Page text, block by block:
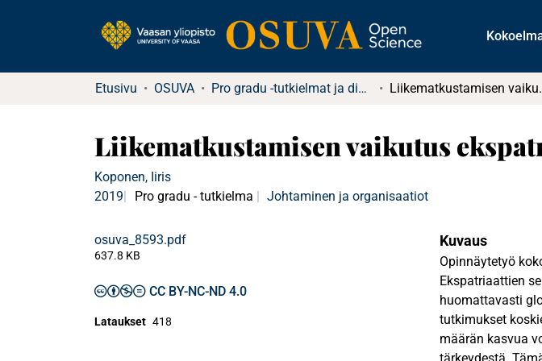
Etusivu OSUVA Pro gradu -tutkielmat ja diplomityöt
Liikematkustamisen vaikutus
Koponen, Iiris
2019
Pro gradu - tutkielma Johtaminen ja organisaatiot
osuva_8593.pdf
637.8 KB
CC BY-NC-ND 4.0
Lataukset 418
Kuvaus
Opinnäytetyö
Ekspatriaattien
huomattavasti
tutkimukset
määrän kasvua